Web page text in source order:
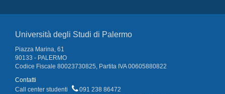
Università degli Studi di Palermo
Piazza Marina, 61
90133 - PALERMO
Codice Fiscale 80023730825, Partita IVA 00605880822
Contatti
Call center studenti
091 238 86472